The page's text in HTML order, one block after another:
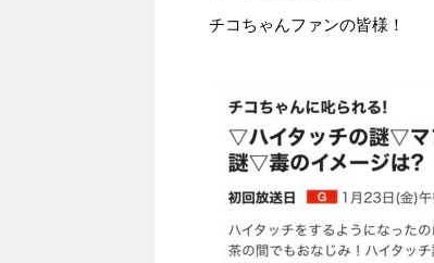
チコちゃんファンの皆様！